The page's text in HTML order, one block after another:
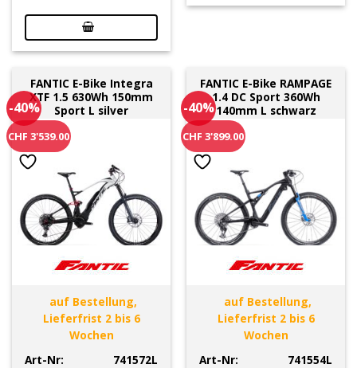
war:
CHF8'999.00
ist:
CHF5'399.00.
-40%
CHF 3'539.00
FANTIC E-Bike Integra
XTF 1.5 630Wh 150mm
Sport L silver
auf Bestellung,
Lieferfrist 2 bis 6
Wochen
Art-Nr:
741572L
-40%
CHF 3'899.00
FANTIC E-Bike RAMPAGE
1.4 DC Sport 360Wh
140mm L schwarz
auf Bestellung,
Lieferfrist 2 bis 6
Wochen
Art-Nr:
741554L